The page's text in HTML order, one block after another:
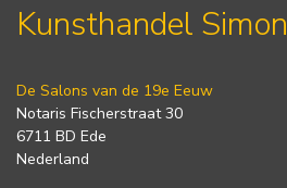
Kunsthandel
De Salons van de 19e Eeuw
Notaris Fischerstraat 30
6711 BD Ede
Nederland